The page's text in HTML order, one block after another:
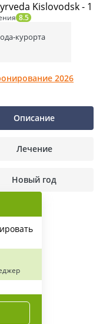
8.5
курорта
2026
Описание
Лечение
Новый год